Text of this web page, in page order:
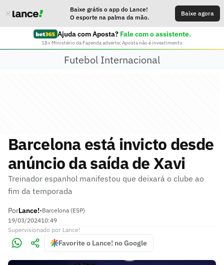
Baixe grátis o app do Lance!
O esporte na palma da mão.
Baixe agora
Ajuda com Aposta? Fale com o assistente.
18+ Ministério da Fazenda adverte: Aposta não é investimento
Futebol Internacional
Barcelona está invicto desde
anúncio da saída de Xavi
Treinador espanhol manifestou que deixará o clube ao
fim da temporada
PorLance!•Barcelona (ESP)
19/03/202410:49
Supervisionado por Lance!
Favorite o Lance! no Google